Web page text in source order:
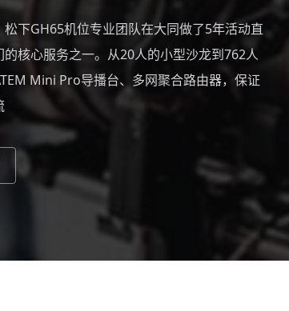
下GH65机位专业团队在大同做了5年活动直
核心服务之一。从20人的小型沙龙到762人
Mini Pro导播台、多网聚合路由器，保证